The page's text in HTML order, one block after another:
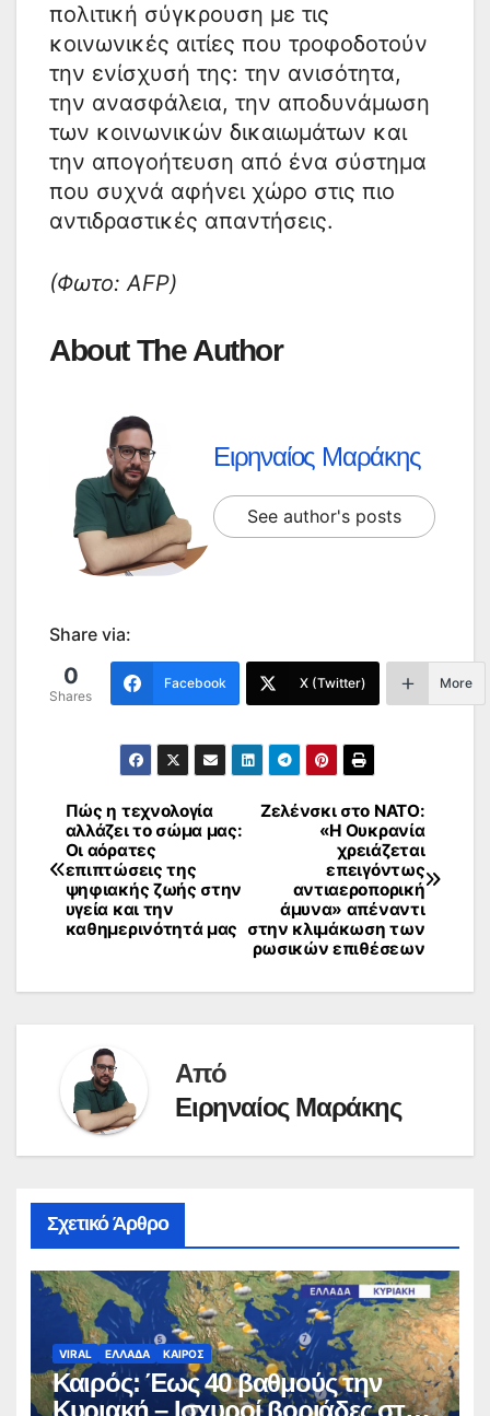
πολιτική σύγκρουση με τις
κοινωνικές αιτίες που τροφοδοτούν
την ενίσχυσή της: την ανισότητα,
την ανασφάλεια, την αποδυνάμωση
των κοινωνικών δικαιωμάτων και
την απογοήτευση από ένα σύστημα
που συχνά αφήνει χώρο στις πιο
αντιδραστικές απαντήσεις.
(Φωτο: AFP)
About The Author
Ειρηναίος Μαράκης
See author's posts
Share via:
0
Shares
Facebook X (Twitter) More
Πλοήγηση
άρθρων
Ζελένσκι στο ΝΑΤΟ:
«Η Ουκρανία
χρειάζεται
επειγόντως
αντιαεροπορική
άμυνα» απέναντι
στην κλιμάκωση των
ρωσικών επιθέσεων
Πώς η τεχνολογία
αλλάζει το σώμα μας:
Οι αόρατες
επιπτώσεις της
ψηφιακής ζωής στην
υγεία και την
καθημερινότητά μας
Από
Ειρηναίος Μαράκης
Σχετικό Άρθρο
VIRAL ΕΛΛΑΔΑ ΚΑΙΡΟΣ
Καιρός: Έως 40 βαθμούς την